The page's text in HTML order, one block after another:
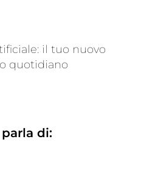
il tuo nuovo
quotidiano
di: